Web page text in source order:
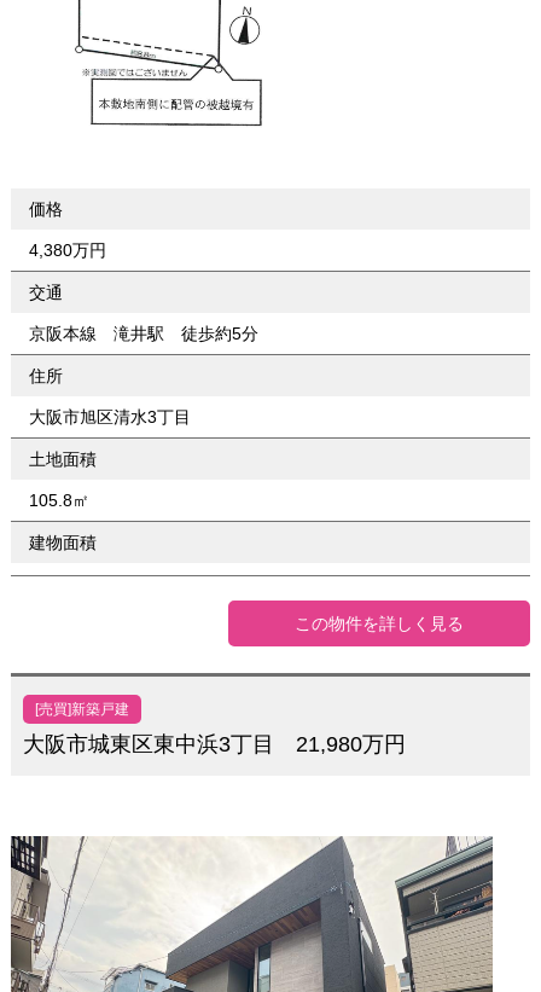
価格
4,380万円
交通
京阪本線 滝井駅 徒歩約5分
住所
大阪市旭区清水3丁目
土地面積
105.8㎡
建物面積
この物件を詳しく見る
[売買]新築戸建
大阪市城東区東中浜3丁目 21,980万円